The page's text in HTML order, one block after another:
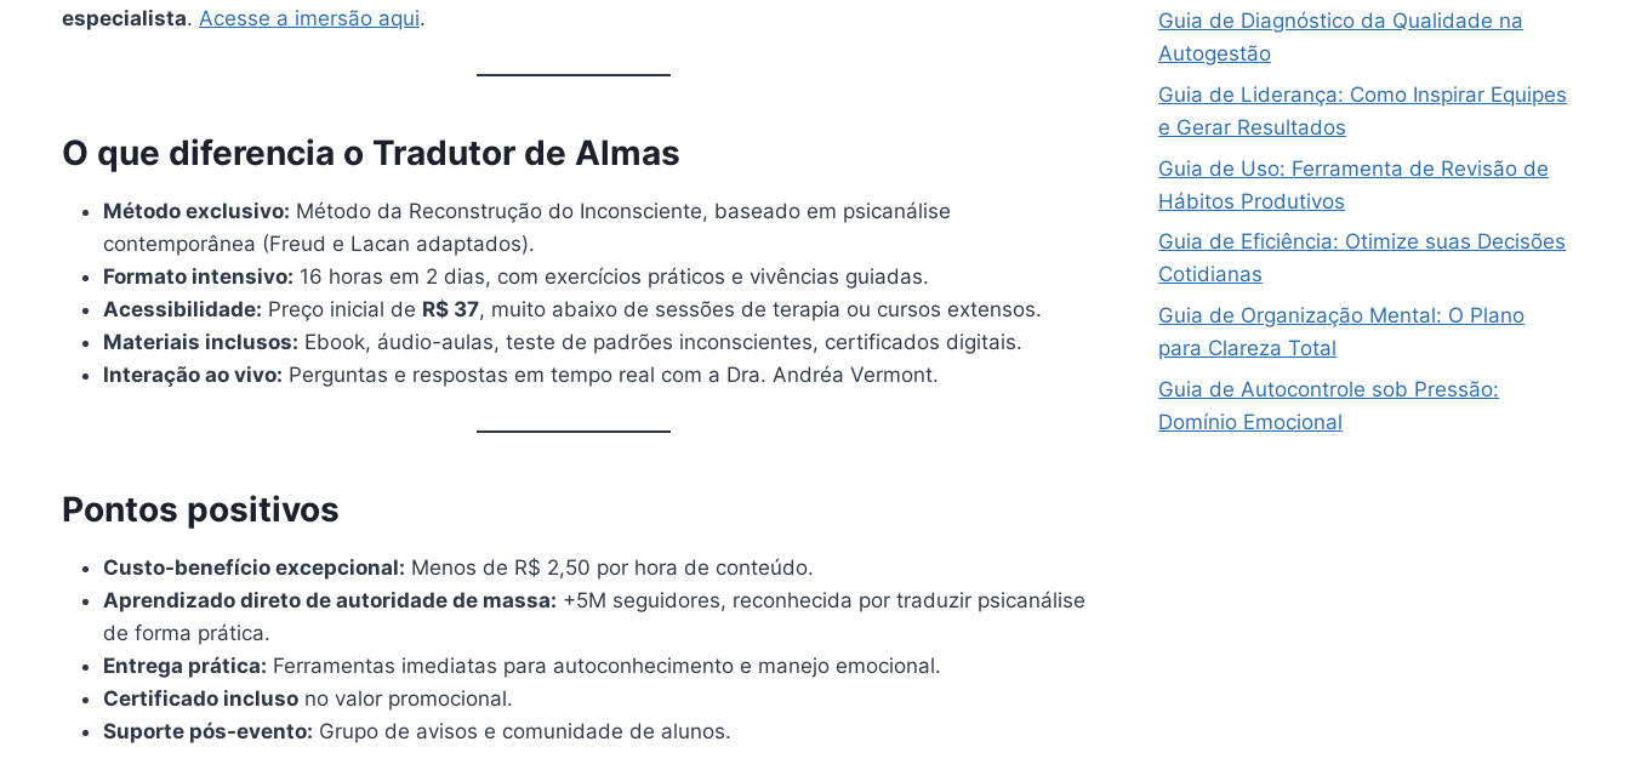
especialista. Acesse a imersão aqui.
O que diferencia o Tradutor de Almas
Método exclusivo: Método da Reconstrução do Inconsciente, baseado em psicanálise
contemporânea (Freud e Lacan adaptados).
Formato intensivo: 16 horas em 2 dias, com exercícios práticos e vivências guiadas.
Acessibilidade: Preço inicial de R$ 37, muito abaixo de sessões de terapia ou cursos extensos.
Materiais inclusos: Ebook, áudio-aulas, teste de padrões inconscientes, certificados digitais.
Interação ao vivo: Perguntas e respostas em tempo real com a Dra. Andréa Vermont.
Pontos positivos
Custo-benefício excepcional: Menos de R$ 2,50 por hora de conteúdo.
Aprendizado direto de autoridade de massa: +5M seguidores, reconhecida por traduzir psicanálise
de forma prática.
Entrega prática: Ferramentas imediatas para autoconhecimento e manejo emocional.
Certificado incluso no valor promocional.
Suporte pós-evento: Grupo de avisos e comunidade de alunos.
Guia de Diagnóstico da Qualidade na
Autogestão
Guia de Liderança: Como Inspirar Equipes
e Gerar Resultados
Guia de Uso: Ferramenta de Revisão de
Hábitos Produtivos
Guia de Eficiência: Otimize suas Decisões
Cotidianas
Guia de Organização Mental: O Plano
para Clareza Total
Guia de Autocontrole sob Pressão:
Domínio Emocional